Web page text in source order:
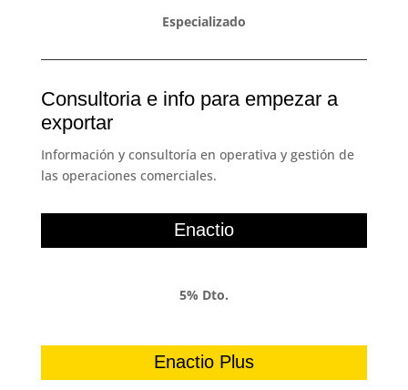
Especializado
Consultoria e info para empezar a
exportar
Información y consultoría en operativa y gestión de
las operaciones comerciales.
Enactio
5% Dto.
Enactio Plus